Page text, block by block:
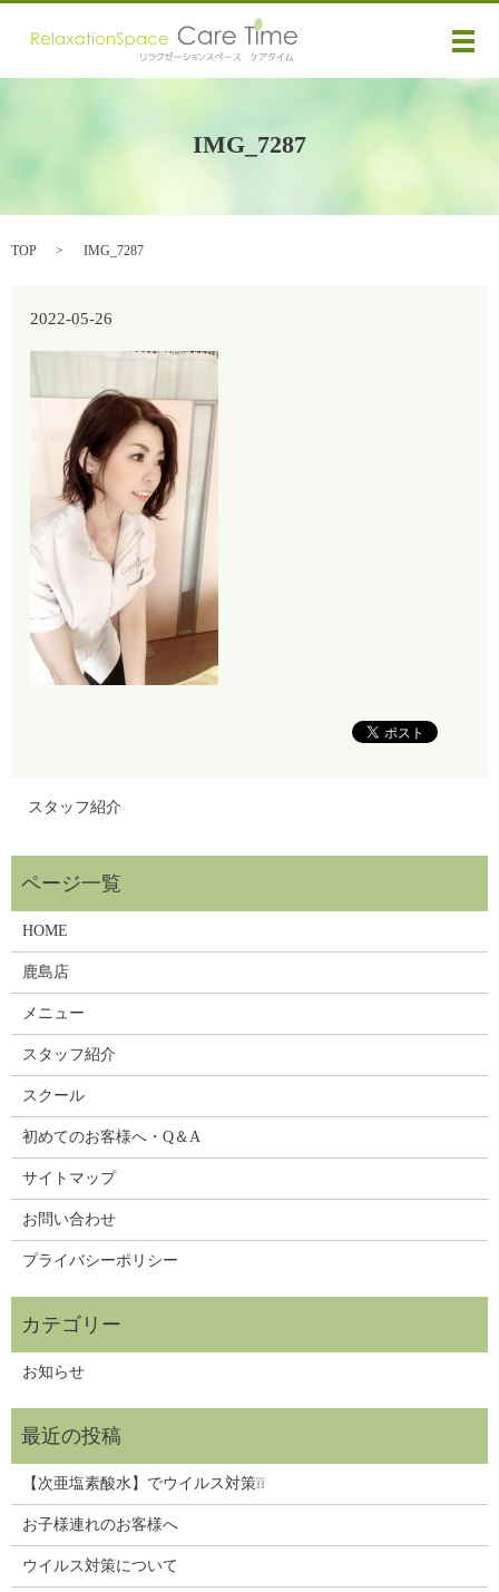
メ
IMG_7287
TOP IMG_7287
2022-05-26
スタッフ紹介
HOME
鹿島店
メニュー
スタッフ紹介
スクール
初めてのお客様へ・Q＆A
サイトマップ
お問い合わせ
プライバシーポリシー
お知らせ
【次亜塩素酸水】でウイルス対策❕❕
お子様連れのお客様へ
ウイルス対策について